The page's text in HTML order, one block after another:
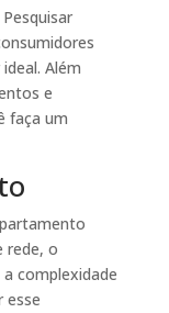
Além
e
faça um
rede, o
complexidade
esse